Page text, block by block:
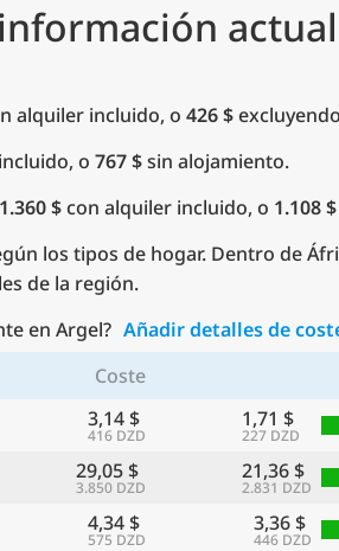
alquiler incluido, o 426 $
o 767 $sin alojamiento.
1.360 $con alquiler incluido, o 1.108 $
los tipos de hogar. Dentro de
de la región.
en Argel? Añadir detalles de
Coste
3,14 $
416 DZD
1,71 $
227 DZD
29,05 $
3.850 DZD
21,36 $
2.831 DZD
4,34 $
575 DZD
3,36 $
446 DZD